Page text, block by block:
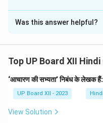
Solution and
Step 1: Understanding
सच्चे उद्देश्य, कर्म, और संतोष
सेवा, दया, और संतुलन को महत्व
Step 2: Analyzing the
(A) उपयुक्त पद्यांश के पाठ
Correct — यह कविता
Was this answer helpful?
Top UP Board XII
‘आचारण की सभ्यता’ निबंध के लेखक हैं:
UP Board XII - 2023
View Solution